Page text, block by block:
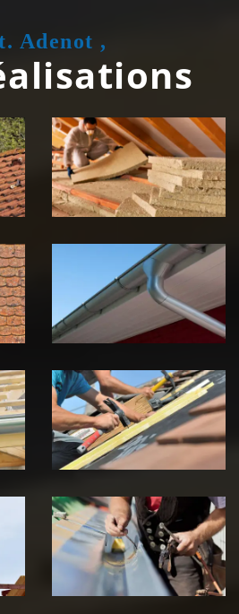
Adenot ,
Isolation de
toiture 39
Jura
pose de
gouttière 39
Jura
Réparation de
toiture 39
Jura
Travaux de
zinguerie 39
Jura